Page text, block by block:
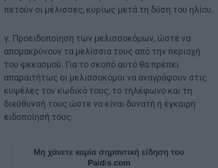
πετούν οι μέλισσες, κυρίως μετά τη δύση του ηλίου.
γ. Προειδοποίηση των μελισσοκόμων, ώστε να
απομακρύνουν τα μελίσσια τους από την περιοχή
του ψεκασμού. Για το σκοπό αυτό θα πρέπει
απαραιτήτως οι μελισσοκόμοι να αναγράφουν στις
κυψέλες τον κωδικό τους, το τηλέφωνο και τη
διεύθυνσή τους ώστε να είναι δυνατή η έγκαιρη
ειδοποίησή τους.
Μη χάνετε καμία σημαντική είδηση του
Paidis.com